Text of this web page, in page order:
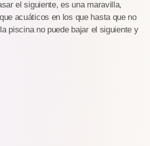
el siguiente, es una maravilla,
acuáticos en los que hasta que no
piscina no puede bajar el siguiente y